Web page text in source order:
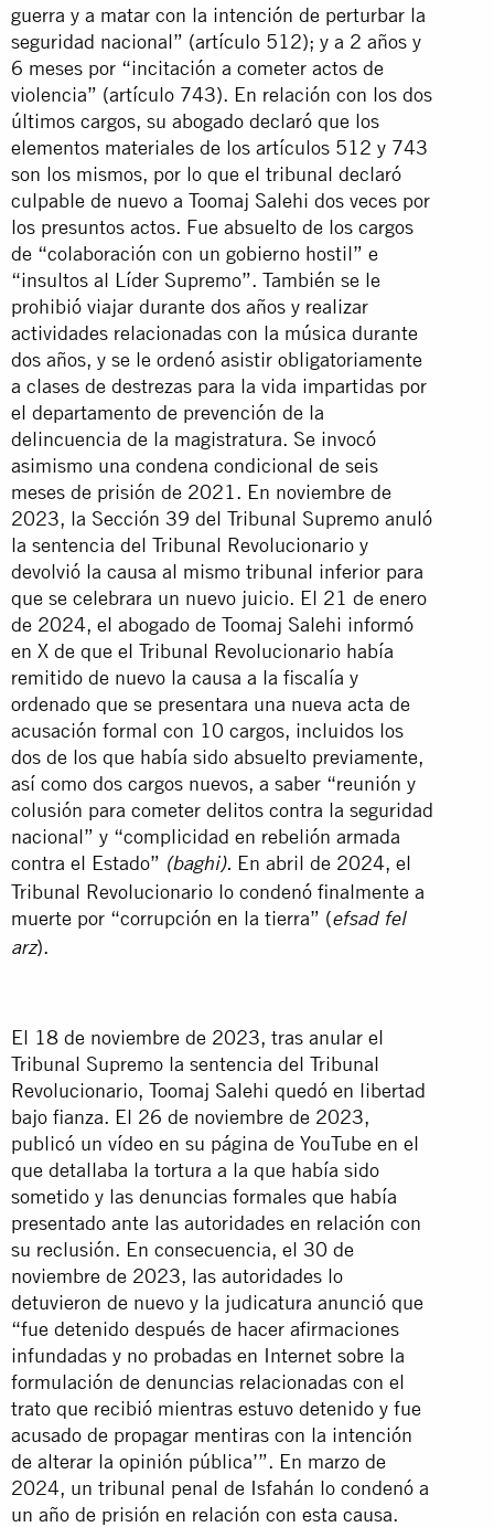
guerra y a matar con la intención de perturbar la
seguridad nacional” (artículo 512); y a 2 años y
6 meses por “incitación a cometer actos de
violencia” (artículo 743). En relación con los dos
últimos cargos, su abogado declaró que los
elementos materiales de los artículos 512 y 743
son los mismos, por lo que el tribunal declaró
culpable de nuevo a Toomaj Salehi dos veces por
los presuntos actos. Fue absuelto de los cargos
de “colaboración con un gobierno hostil” e
“insultos al Líder Supremo”. También se le
prohibió viajar durante dos años y realizar
actividades relacionadas con la música durante
dos años, y se le ordenó asistir obligatoriamente
a clases de destrezas para la vida impartidas por
el departamento de prevención de la
delincuencia de la magistratura. Se invocó
asimismo una condena condicional de seis
meses de prisión de 2021. En noviembre de
2023, la Sección 39 del Tribunal Supremo anuló
la sentencia del Tribunal Revolucionario y
devolvió la causa al mismo tribunal inferior para
que se celebrara un nuevo juicio. El 21 de enero
de 2024, el abogado de Toomaj Salehi informó
en X de que el Tribunal Revolucionario había
remitido de nuevo la causa a la fiscalía y
ordenado que se presentara una nueva acta de
acusación formal con 10 cargos, incluidos los
dos de los que había sido absuelto previamente,
así como dos cargos nuevos, a saber “reunión y
colusión para cometer delitos contra la seguridad
nacional” y “complicidad en rebelión armada
contra el Estado” (baghi). En abril de 2024, el
Tribunal Revolucionario lo condenó finalmente a
muerte por “corrupción en la tierra” (efsad fel
arz).
El 18 de noviembre de 2023, tras anular el
Tribunal Supremo la sentencia del Tribunal
Revolucionario, Toomaj Salehi quedó en libertad
bajo fianza. El 26 de noviembre de 2023,
publicó un vídeo en su página de YouTube en el
que detallaba la tortura a la que había sido
sometido y las denuncias formales que había
presentado ante las autoridades en relación con
su reclusión. En consecuencia, el 30 de
noviembre de 2023, las autoridades lo
detuvieron de nuevo y la judicatura anunció que
“fue detenido después de hacer afirmaciones
infundadas y no probadas en Internet sobre la
formulación de denuncias relacionadas con el
trato que recibió mientras estuvo detenido y fue
acusado de propagar mentiras con la intención
de alterar la opinión pública’”. En marzo de
2024, un tribunal penal de Isfahán lo condenó a
un año de prisión en relación con esta causa.